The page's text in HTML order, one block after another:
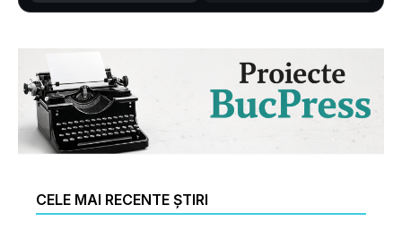
CELE MAI RECENTE ȘTIRI